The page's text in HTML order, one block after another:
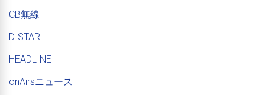
CB無線
D-STAR
HEADLINE
onAirsニュース